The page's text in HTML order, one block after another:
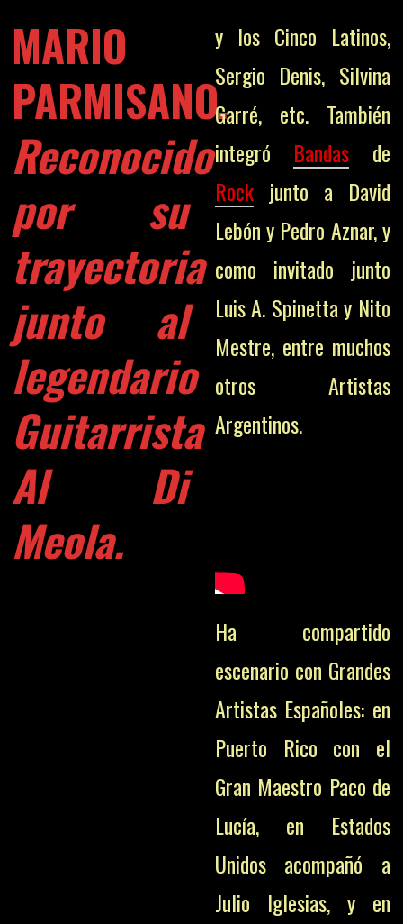
MARIO
PARMISANO.
Reconocido
por su
trayectoria
junto al
legendario
Guitarrista
Al Di
Meola.
y los Cinco Latinos,
Sergio Denis, Silvina
Garré, etc. También
integró Bandasde
Rockjunto a David
Lebón y Pedro Aznar, y
como invitado junto
Luis A. Spinetta y Nito
Mestre, entre muchos
otros Artistas
Argentinos.
Ha compartido
escenario con Grandes
Artistas Españoles: en
Puerto Rico con el
Gran Maestro Paco de
Lucía, en Estados
Unidos acompañó a
Julio Iglesias, y en